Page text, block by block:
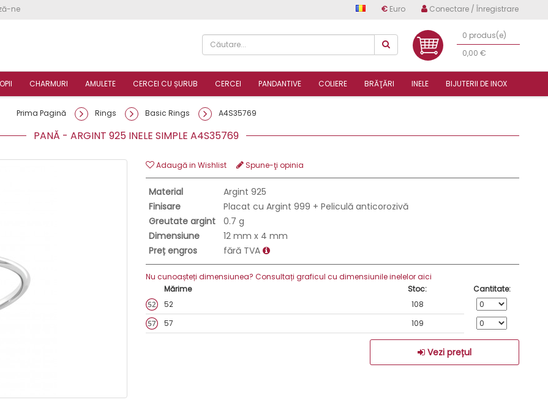
ne € Euro Conectare / Înregistrare
0 produs(e)
0,00 €
CHARMURI AMULETE CERCEI CU ȘURUB CERCEI PANDANTIVE COLIERE BRĂŢĂRI INELE BIJUTERII DE INOX
Prima Pagină Rings Basic Rings A4S35769
PANĂ - ARGINT 925 INELE SIMPLE A4S35769
Adaugă in Wishlist Spune-ţi opinia
Material
Argint 925
Finisare
Placat cu Argint 999 + Peliculă anticorozivă
Greutate argint
0.7 g
Dimensiune
12 mm x 4 mm
Preț engros
fără TVA
Nu cunoașteți dimensiunea? Consultați graficul cu dimensiunile inelelor aici
Mărime
Stoc:
Cantitate:
52
108
57
109
Vezi prețul